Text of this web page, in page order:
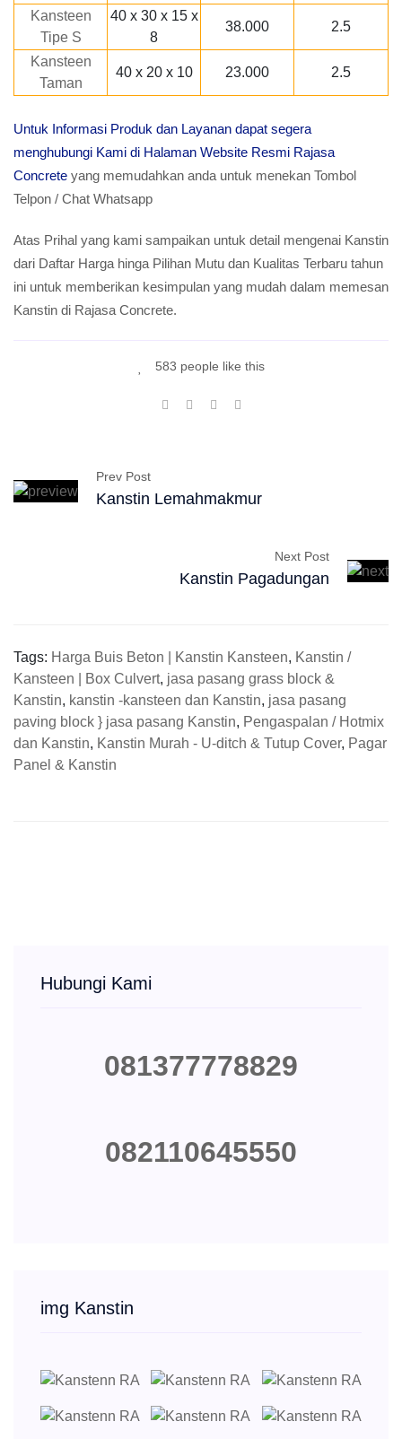
Kansteen
Tipe S
40 x 30 x 15 x
8
38.000 2.5
Kansteen
Taman
40 x 20 x 10 23.000 2.5
Untuk Informasi Produk dan Layanan dapat segera
menghubungi Kami di Halaman Website Resmi Rajasa
Concrete yang memudahkan anda untuk menekan Tombol
Telpon / Chat Whatsapp
Atas Prihal yang kami sampaikan untuk detail mengenai Kanstin
dari Daftar Harga hinga Pilihan Mutu dan Kualitas Terbaru tahun
ini untuk memberikan kesimpulan yang mudah dalam memesan
Kanstin di Rajasa Concrete.
583 people like this
Prev Post
Kanstin Lemahmakmur
Next Post
Kanstin Pagadungan
Tags: Harga Buis Beton | Kanstin Kansteen, Kanstin /
Kansteen | Box Culvert, jasa pasang grass block &
Kanstin, kanstin -kansteen dan Kanstin, jasa pasang
paving block } jasa pasang Kanstin, Pengaspalan / Hotmix
dan Kanstin, Kanstin Murah - U-ditch & Tutup Cover, Pagar
Panel & Kanstin
Hubungi Kami
081377778829
082110645550
img Kanstin